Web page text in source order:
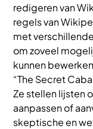
redigeren van
regels van
met
om zoveel
kunnen
“The Secret
Ze stellen lijsten
aanpassen of
skeptische en